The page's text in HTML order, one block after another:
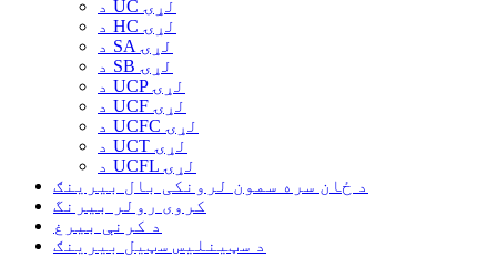
د UC لړۍ
د HC لړۍ
د SA لړۍ
د SB لړۍ
د UCP لړۍ
د UCF لړۍ
د UCFC لړۍ
د UCT لړۍ
د UCFL لړۍ
د ځان سره سمون لرونکی بال بیرینګ
کروی رولر بیرنگ
د کرنې بیرغ
د سټینلیس سټیل بیرینګ